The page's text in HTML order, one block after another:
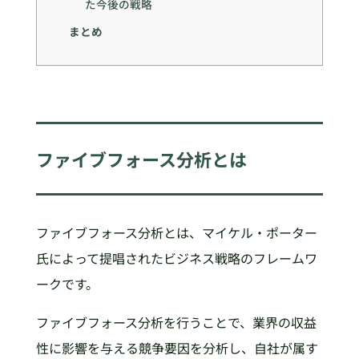
た今後の戦略
まとめ
ファイブフォース分析とは
ファイブフォース分析とは、マイケル・ポーター
氏によって提唱されたビジネス戦略のフレームワ
ークです。
ファイブフォース分析を行うことで、業界の収益
性に影響を与える競争要因を分析し、自社が属す